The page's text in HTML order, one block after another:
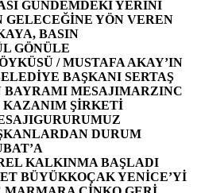
GÜNDEMDEKİ YERİNİ
GELECEĞİNE YÖN VEREN
BASIN
GÖNÜLE
/ MUSTAFA AKAY’IN
BAŞKANI SERTAŞ
BAYRAMI MESAJIMARZINC
KAZANIM ŞİRKETİ
GURURUMUZ
DURUM
KALKINMA BAŞLADI
BÜYÜKKOÇAK YENİCE’Yİ